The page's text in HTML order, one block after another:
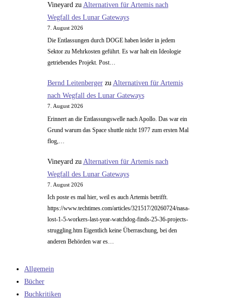
Vineyard zu Alternativen für Artemis nach
Wegfall des Lunar Gateways
7. August 2026
Die Entlassungen durch DOGE haben leider in jedem
Sektor zu Mehrkosten geführt. Es war halt ein Ideologie
getriebendes Projekt. Post…
Bernd Leitenbergerzu Alternativen für Artemis
nach Wegfall des Lunar Gateways
7. August 2026
Erinnert an die Entlassungswelle nach Apollo. Das war ein
Grund warum das Space shuttle nicht 1977 zum ersten Mal
flog,…
Vineyard zu Alternativen für Artemis nach
Wegfall des Lunar Gateways
7. August 2026
Ich poste es mal hier, weil es auch Artemis betrifft.
https://www.techtimes.com/articles/321517/20260724/nasa-
lost-1-5-workers-last-year-watchdog-finds-25-36-projects-
struggling.htm Eigentlich keine Überraschung, bei den
anderen Behörden war es…
Allgemein
Bücher
Buchkritiken